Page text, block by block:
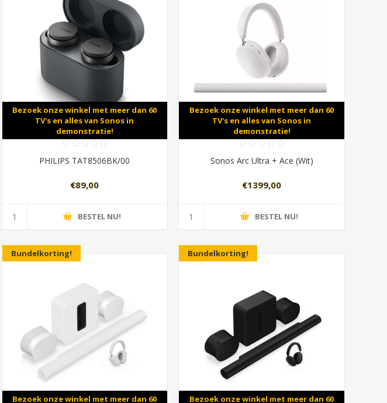
Bezoek onze winkel met meer dan 60
TV's en alles van Sonos in
demonstratie!
PHILIPS TAT8506BK/00
€89,00
BESTEL NU!
Bezoek onze winkel met meer dan 60
TV's en alles van Sonos in
demonstratie!
Sonos Arc Ultra + Ace (Wit)
€1399,00
BESTEL NU!
Bundelkorting!
Bezoek onze winkel met meer dan 60
Bundelkorting!
Bezoek onze winkel met meer dan 60